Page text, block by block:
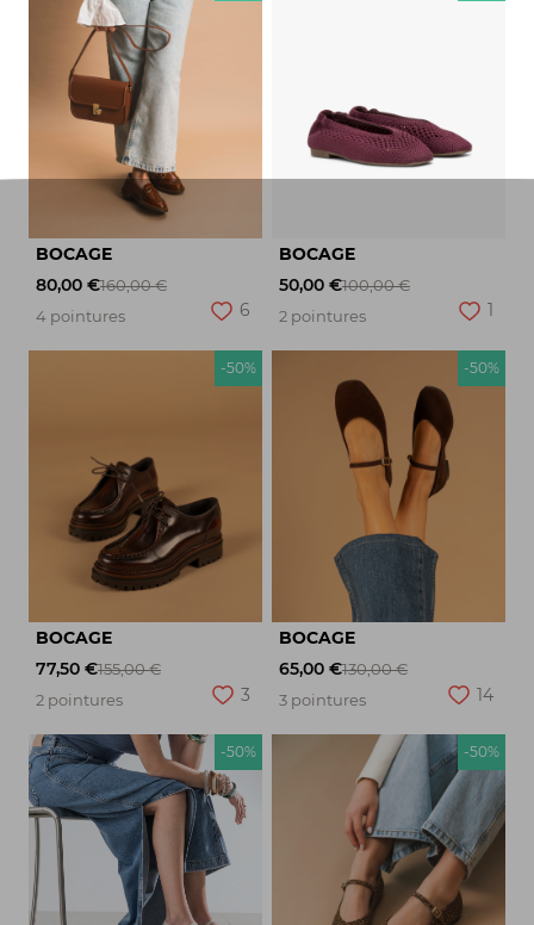
BOCAGE
80,00 €160,00 €
4 pointures
6
BOCAGE
50,00 €100,00 €
2 pointures
1
-50%
BOCAGE
77,50 €155,00 €
2 pointures
3
-50%
BOCAGE
65,00 €130,00 €
3 pointures
14
-50% -50%